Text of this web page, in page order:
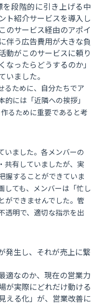
段階的に引き上げる中
ト紹介サービスを導入し
のサービス経由のアポイ
伴う広告費用が大きな負
動がこのサービスに頼り
ったらどうするのか」
いました。
るために、自分たちでア
には「近隣への挨拶」
るために重要であると考
いました。各メンバーの
共有していましたが、実
握することができていま
しても、メンバーは「忙し
ができませんでした。管
透明で、適切な指示を出
発生し、それが売上に繋
適なのか、現在の営業力
が実際にどれだけ動ける
える化」が、営業改善に